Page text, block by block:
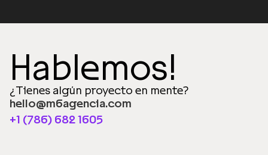
Hablemos!
¿Tienes algún proyecto en mente?
hello@m6agencia.com
+1 (786) 682 1605